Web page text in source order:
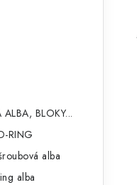
BLOKY...
RING
alba
alba